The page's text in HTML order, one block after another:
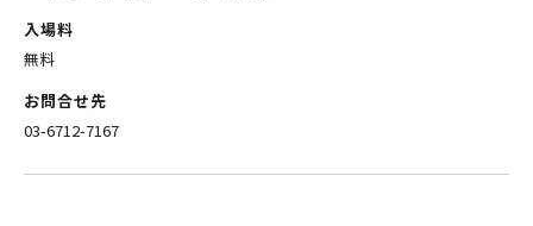
入場料
無料
お問合せ先
03-6712-7167